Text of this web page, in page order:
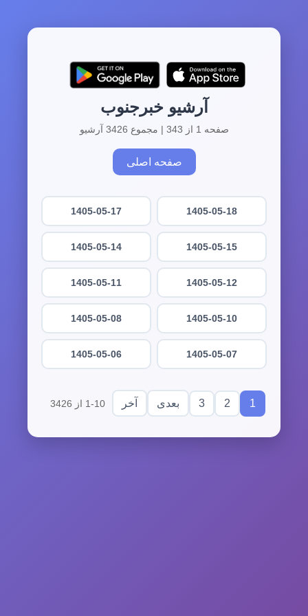
آرشیو خبرجنوب
صفحه 1 از 343 | مجموع 3426 آرشیو
صفحه اصلی
1405-05-18
1405-05-17
1405-05-15
1405-05-14
1405-05-12
1405-05-11
1405-05-10
1405-05-08
1405-05-07
1405-05-06
1
2
3 بعدی آخر 1-10 از 3426